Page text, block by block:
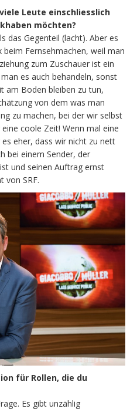
Leute einschliesslich
möchten?
das Gegenteil (lacht). Aber es
beim Fernsehmachen, weil man
zum Zuschauer ist ein
es auch behandeln, sonst
am Boden bleiben zu tun,
von dem was man
zu machen, bei der wir selbst
coole Zeit! Wenn mal eine
eher, dass wir nicht zu nett
bei einem Sender, der
und seinen Auftrag ernst
von SRF.
für Rollen, die du
Es gibt unzählig